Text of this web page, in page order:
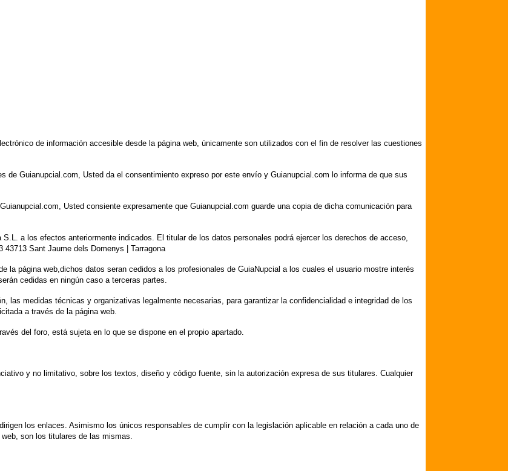
de información accesible desde la página web, únicamente son utilizados con el fin de resolver las cuestiones
de Guianupcial.com, Usted da el consentimiento expreso por este envío y Guianupcial.com lo informa de que sus
Usted consiente expresamente que Guianupcial.com guarde una copia de dicha comunicación para
a los efectos anteriormente indicados. El titular de los datos personales podrá ejercer los derechos de acceso,
Sant Jaume dels Domenys | Tarragona
la página web,dichos datos seran cedidos a los profesionales de GuiaNupcial a los cuales el usuario mostre interés
cedidas en ningún caso a terceras partes.
las medidas técnicas y organizativas legalmente necesarias, para garantizar la confidencialidad e integridad de los
a través de la página web.
del foro, está sujeta en lo que se dispone en el propio apartado.
y no limitativo, sobre los textos, diseño y código fuente, sin la autorización expresa de sus titulares. Cualquier
los enlaces. Asimismo los únicos responsables de cumplir con la legislación aplicable en relación a cada uno de
son los titulares de las mismas.